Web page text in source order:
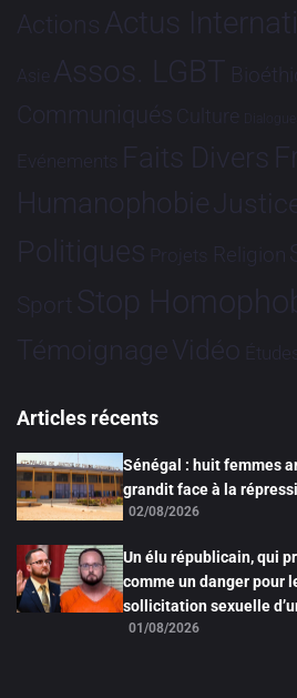
Actions Actus
Asie Assos. LGBT
Communiqués Culture
Evénements Faits Divers
Humanophobie
Politiques Projets Religion
Sport Stop
TémoignageVidéo Études
Articles récents
Sénégal : huit femmes
grandit face à la
02/08/2026
Un élu républicain, qui
comme un danger pour
sollicitation sexuelle
01/08/2026